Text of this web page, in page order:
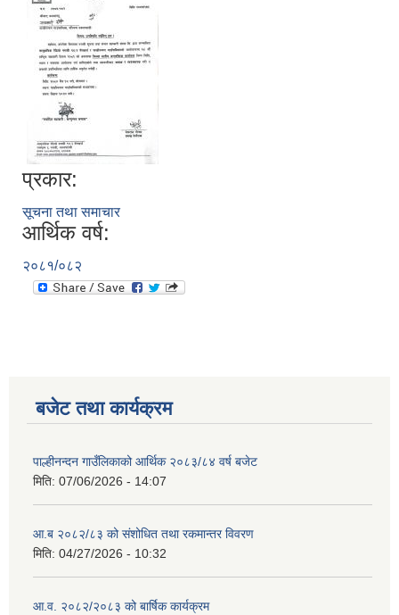
प्रकार:
सूचना तथा समाचार
आर्थिक वर्ष:
२०८१/०८२
बजेट तथा कार्यक्रम
पाल्हीनन्दन गाउँलिकाको आर्थिक २०८३/८४ वर्ष बजेट
मिति: 07/06/2026 - 14:07
आ.ब २०८२/८३ को संशोधित तथा रकमान्तर विवरण
मिति: 04/27/2026 - 10:32
आ.व. २०८२/२०८३ को बार्षिक कार्यक्रम